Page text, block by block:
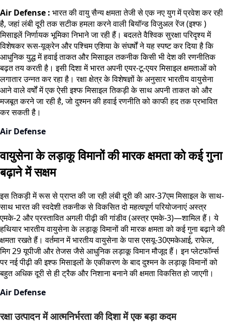
Air Defense : भारत की वायु सैन्य क्षमता तेजी से एक नए युग में प्रवेश कर रही
है, जहां लंबी दूरी तक सटीक हमला करने वाली बियॉन्ड विजुअल रेंज (इश्फ )
मिसाइलें निर्णायक भूमिका निभाने जा रही हैं। बदलते वैश्विक सुरक्षा परिदृश्य में
विशेषकर रूस-यूक्रेन और पश्चिम एशिया के संघर्षों ने यह स्पष्ट कर दिया है कि
आधुनिक युद्ध में हवाई ताकत और मिसाइल तकनीक किसी भी देश की रणनीतिक
बढ़त तय करती है। इसी दिशा में भारत अपनी एयर-टू-एयर मिसाइल क्षमताओं को
लगातार उन्नत कर रहा है। रक्षा क्षेत्र के विशेषज्ञों के अनुसार भारतीय वायुसेना
आने वाले वर्षों में एक ऐसी इश्फ मिसाइल तिकड़ी के साथ अपनी ताकत को और
मजबूत करने जा रही है, जो दुश्मन की हवाई रणनीति को काफी हद तक प्रभावित
कर सकती है।
Air Defense
वायुसेना के लड़ाकू विमानों की मारक क्षमता को कई गुना
बढ़ाने में सक्षम
इस तिकड़ी में रूस से प्राप्त की जा रही लंबी दूरी की आर-37एम मिसाइल के साथ-
साथ भारत की स्वदेशी तकनीक से विकसित दो महत्वपूर्ण परियोजनाएं अस्त्र
एमके-2 और प्रस्तावित अगली पीढ़ी की गांडीव (अस्त्र एमके-3)—शामिल हैं। ये
हथियार भारतीय वायुसेना के लड़ाकू विमानों की मारक क्षमता को कई गुना बढ़ाने की
क्षमता रखते हैं। वर्तमान में भारतीय वायुसेना के पास एसयू-30एमकेआई, राफेल,
मिग 29 यूपीजी और तेजस जैसे आधुनिक लड़ाकू विमान मौजूद हैं। इन प्लेटफॉर्म्स
पर नई पीढ़ी की इश्फ मिसाइलों के एकीकरण के बाद दुश्मन के लड़ाकू विमानों को
बहुत अधिक दूरी से ही ट्रैक और निशाना बनाने की क्षमता विकसित हो जाएगी।
Air Defense
रक्षा उत्पादन में आत्मनिर्भरता की दिशा में एक बड़ा कदम